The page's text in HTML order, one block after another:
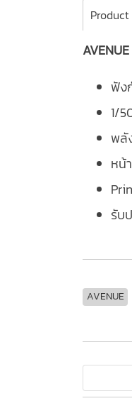
ฟัง
1/
พลั
หน้
รับ
AVENUE